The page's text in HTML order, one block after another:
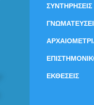
ΣΥΝΤΗΡΗΣΕΙΣ
ΕΚΘΕΣΕΙΣ